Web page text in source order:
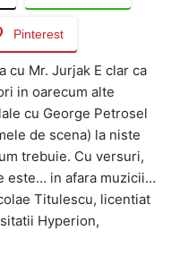
Pinterest
cu Mr. Jurjak E clar ca
in oarecum alte
cu George Petrosel
de scena) la niste
trebuie. Cu versuri,
este… in afara muzicii…
Titulescu, licentiat
Hyperion,